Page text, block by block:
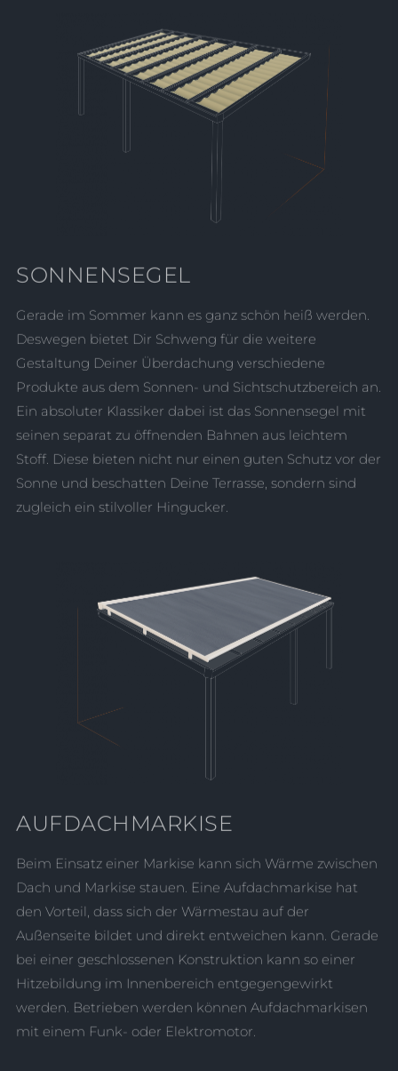
SONNENSEGEL
Gerade im Sommer kann es ganz schön heiß werden.
Deswegen bietet Dir Schweng für die weitere
Gestaltung Deiner Überdachung verschiedene
Produkte aus dem Sonnen- und Sichtschutzbereich an.
Ein absoluter Klassiker dabei ist das Sonnensegel mit
seinen separat zu öffnenden Bahnen aus leichtem
Stoff. Diese bieten nicht nur einen guten Schutz vor der
Sonne und beschatten Deine Terrasse, sondern sind
zugleich ein stilvoller Hingucker.
AUFDACHMARKISE
Beim Einsatz einer Markise kann sich Wärme zwischen
Dach und Markise stauen. Eine Aufdachmarkise hat
den Vorteil, dass sich der Wärmestau auf der
Außenseite bildet und direkt entweichen kann. Gerade
bei einer geschlossenen Konstruktion kann so einer
Hitzebildung im Innenbereich entgegengewirkt
werden. Betrieben werden können Aufdachmarkisen
mit einem Funk- oder Elektromotor.